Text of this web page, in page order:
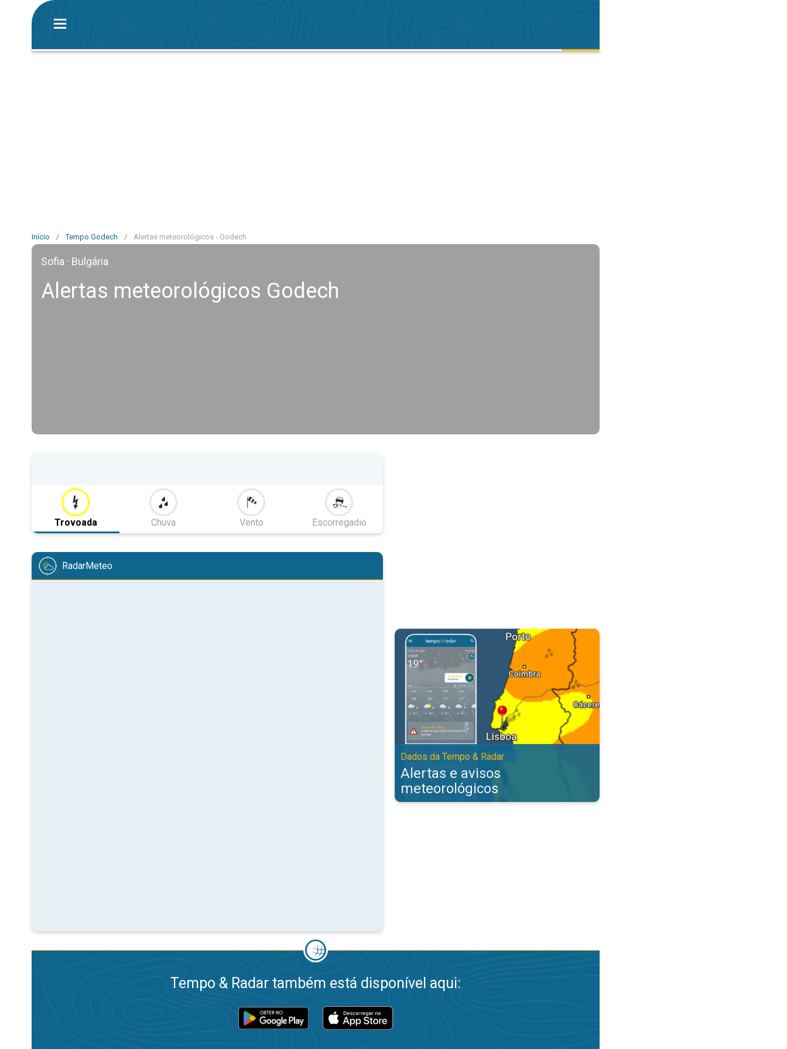
Início / Tempo Godech / Alertas meteorológicos - Godech
Sofia · Bulgária
Alertas meteorológicos Godech
Trovoada Chuva Vento Escorregadio
RadarMeteo
Alertas e avisos meteorológicos. Dados da Tempo & Radar. . .
Dados da Tempo & Radar
Alertas e avisos
meteorológicos
Tempo & Radar também está disponível aqui: